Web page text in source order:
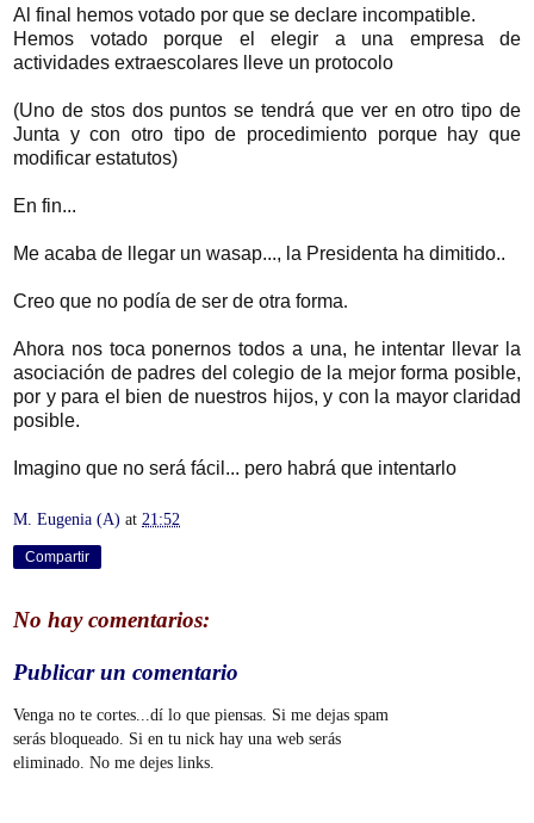
Al final hemos votado por que se declare incompatible.
Hemos votado porque el elegir a una empresa de
actividades extraescolares lleve un protocolo
(Uno de stos dos puntos se tendrá que ver en otro tipo de
Junta y con otro tipo de procedimiento porque hay que
modificar estatutos)
En fin...
Me acaba de llegar un wasap..., la Presidenta ha dimitido..
Creo que no podía de ser de otra forma.
Ahora nos toca ponernos todos a una, he intentar llevar la
asociación de padres del colegio de la mejor forma posible,
por y para el bien de nuestros hijos, y con la mayor claridad
posible.
Imagino que no será fácil... pero habrá que intentarlo
M. Eugenia (A) at 21:52
Compartir
No hay comentarios:
Publicar un comentario
Venga no te cortes...dí lo que piensas. Si me dejas spam
serás bloqueado. Si en tu nick hay una web serás
eliminado. No me dejes links.